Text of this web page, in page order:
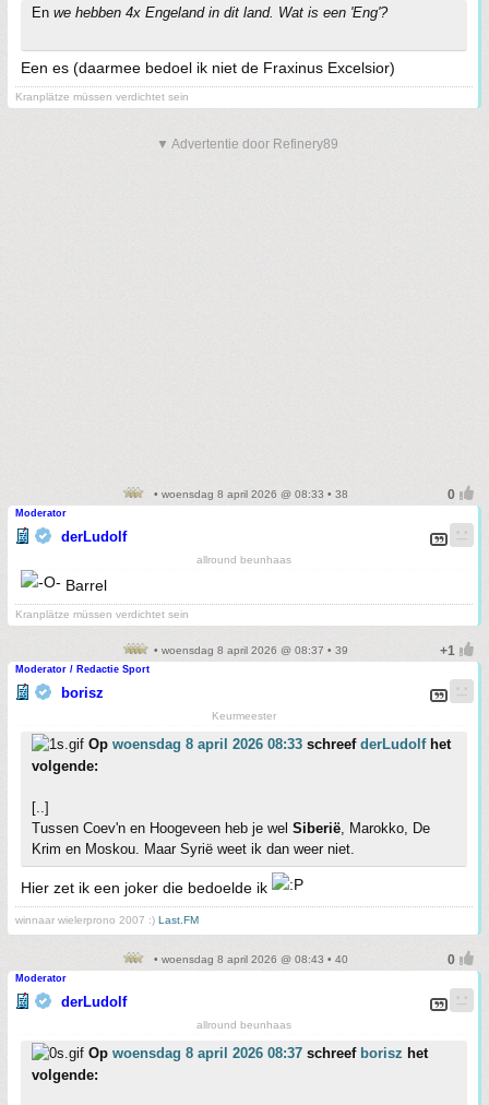
En we hebben 4x Engeland in dit land. Wat is een 'Eng'?
Een es (daarmee bedoel ik niet de Fraxinus Excelsior)
Kranplätze müssen verdichtet sein
▼ Advertentie door Refinery89
• woensdag 8 april 2026 @ 08:33 • 38
Moderator
derLudolf
allround beunhaas
Barrel
Kranplätze müssen verdichtet sein
• woensdag 8 april 2026 @ 08:37 • 39
Moderator / Redactie Sport
borisz
Keurmeester
Op woensdag 8 april 2026 08:33 schreef derLudolfhet
volgende:
[..]
Tussen Coev'n en Hoogeveen heb je wel Siberië, Marokko, De
Krim en Moskou. Maar Syrië weet ik dan weer niet.
Hier zet ik een joker die bedoelde ik
winnaar wielerprono 2007 :) Last.FM
• woensdag 8 april 2026 @ 08:43 • 40
Moderator
derLudolf
allround beunhaas
Op woensdag 8 april 2026 08:37 schreef borisz het
volgende: